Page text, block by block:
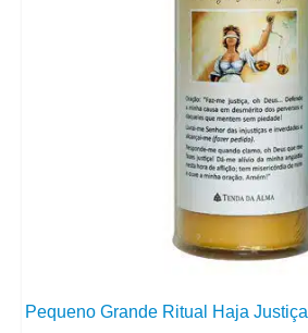
Pequeno Grande Ritual Haja Justiça